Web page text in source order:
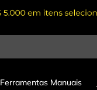
Ferramentas Manuais